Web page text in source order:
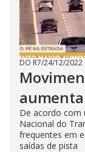
DO R7/24/12/2022
De acordo com
Nacional do
frequentes em
saídas de pista